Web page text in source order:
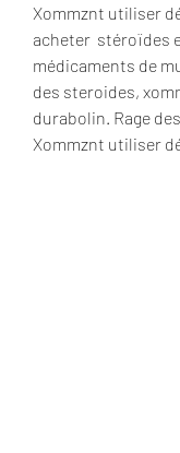
Xommznt utiliser
acheter  stéroïdes
médicaments de
des steroides,
durabolin. Rage
Xommznt utiliser